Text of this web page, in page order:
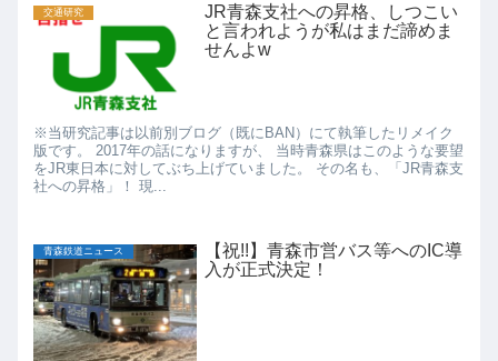
交通研究
JR青森支社への昇格、しつこい
と言われようが私はまだ諦めま
せんよw
※当研究記事は以前別ブログ（既にBAN）にて執筆したリメイク
版です。 2017年の話になりますが、 当時青森県はこのような要望
をJR東日本に対してぶち上げていました。 その名も、「JR青森支
社への昇格」！ 現...
青森鉄道ニュース
【祝!!】青森市営バス等へのIC導
入が正式決定！